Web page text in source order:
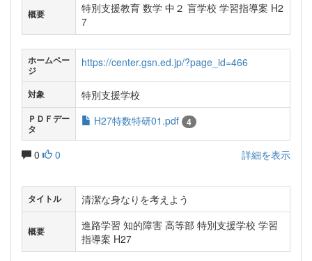
概要
特別支援教育 数学 中２ 盲学校 学習指導案 H2
7
ホームペー
ジ
https://center.gsn.ed.jp/?page_id=466
対象 特別支援学校
ＰＤＦデー
タ
H27特数特研01.pdf 4
0 0 詳細を表示
タイトル 清潔な身なりを考えよう
概要
進路学習 知的障害 高等部 特別支援学校 学習
指導案 H27